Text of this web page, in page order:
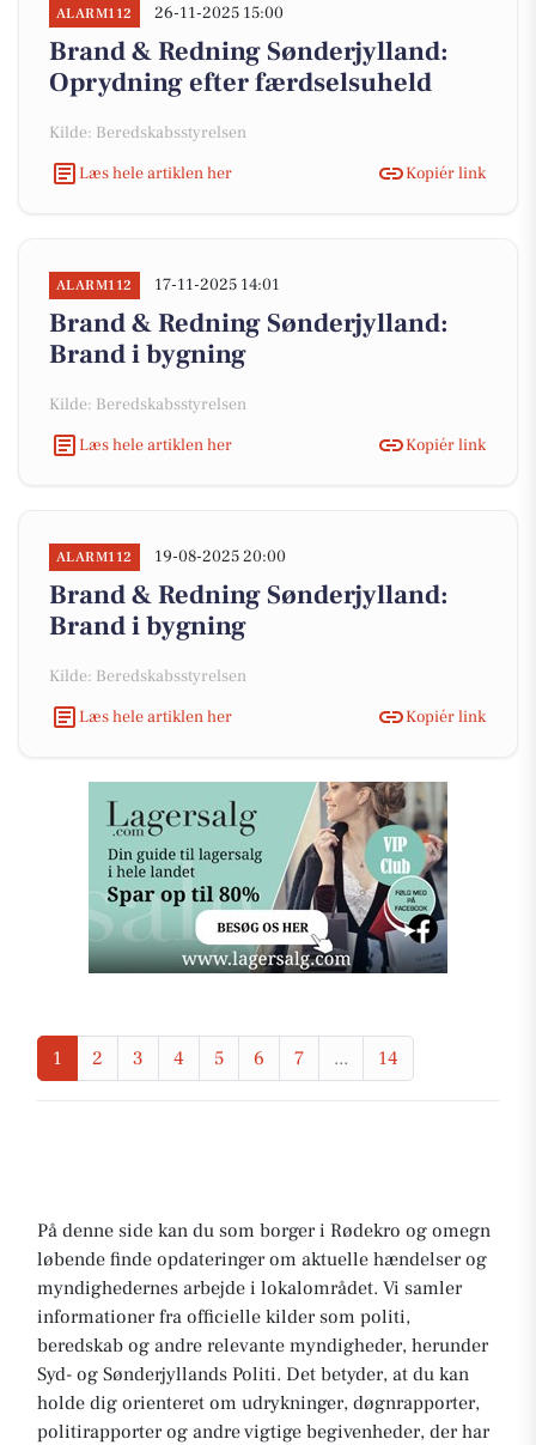
ALARM112 26-11-2025 15:00
Brand & Redning Sønderjylland:
Oprydning efter færdselsuheld
Kilde: Beredskabsstyrelsen
Læs hele artiklen her
Kopiér link
ALARM112 17-11-2025 14:01
Brand & Redning Sønderjylland:
Brand i bygning
Kilde: Beredskabsstyrelsen
Læs hele artiklen her
Kopiér link
ALARM112 19-08-2025 20:00
Brand & Redning Sønderjylland:
Brand i bygning
Kilde: Beredskabsstyrelsen
Læs hele artiklen her
Kopiér link
1 2 3 4 5 6 7 ... 14
På denne side kan du som borger i Rødekro og omegn
løbende finde opdateringer om aktuelle hændelser og
myndighedernes arbejde i lokalområdet. Vi samler
informationer fra officielle kilder som politi,
beredskab og andre relevante myndigheder, herunder
Syd- og Sønderjyllands Politi. Det betyder, at du kan
holde dig orienteret om udrykninger, døgnrapporter,
politirapporter og andre vigtige begivenheder, der har